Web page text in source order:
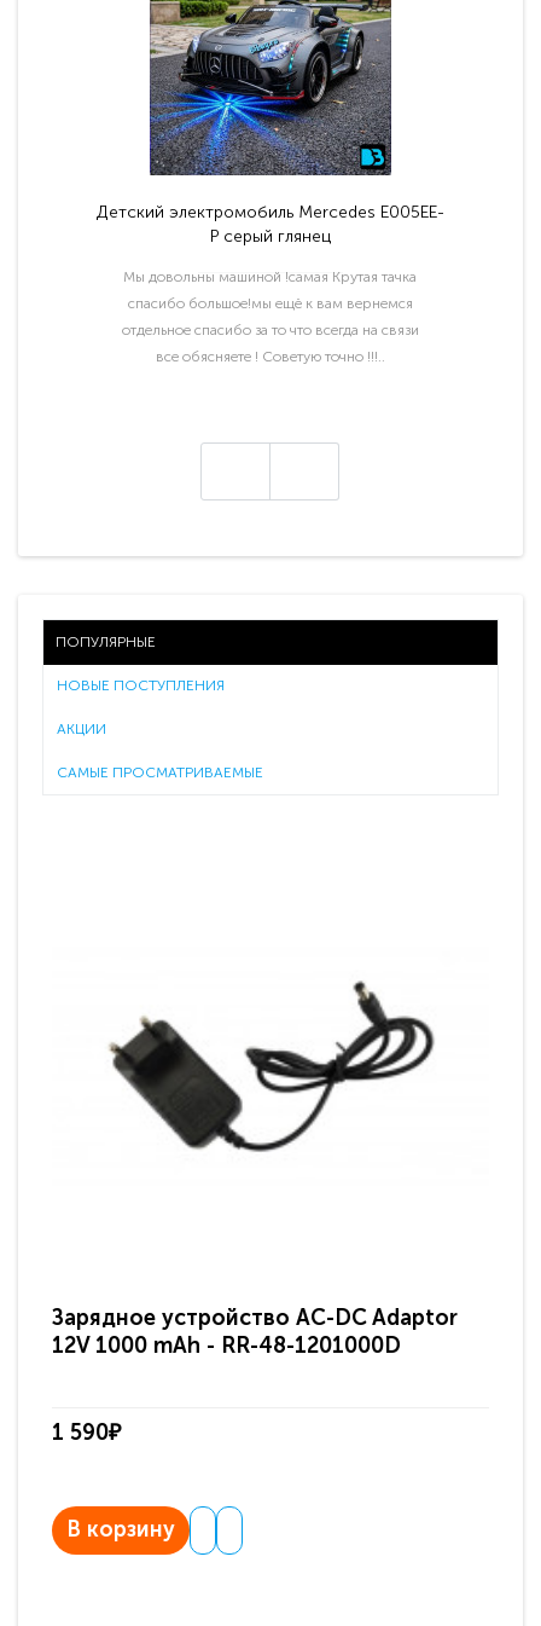
Детский электромобиль Mercedes E005EE-
P серый глянец
Мы довольны машиной !самая Крутая тачка
спасибо большое!мы ещё к вам вернемся
отдельное спасибо за то что всегда на связи
все обясняете ! Советую точно !!!..
ПОПУЛЯРНЫЕ
НОВЫЕ ПОСТУПЛЕНИЯ
АКЦИИ
САМЫЕ ПРОСМАТРИВАЕМЫЕ
Зарядное устройство AC-DC Adaptor
12V 1000 mAh - RR-48-1201000D
1 590₽
В корзину